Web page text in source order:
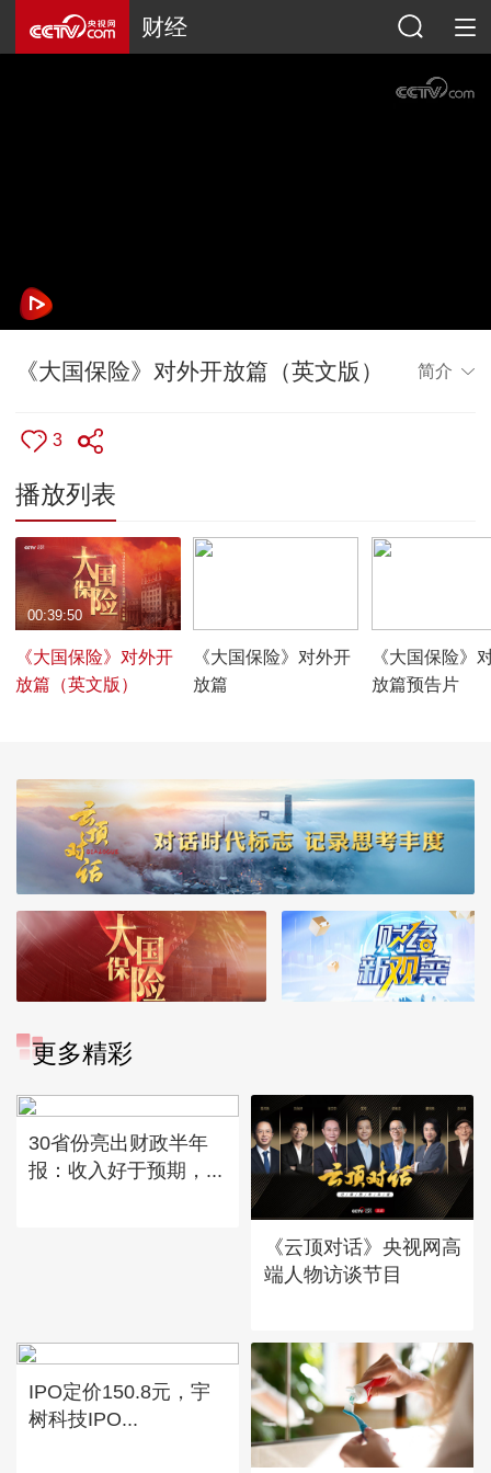
财经
《大国保险》对外开放篇（英文版） 简介
3
播放列表
《大国保险》对外开
放篇（英文版）
00:39:50
《大国保险》对外开
放篇
《大国保险》
放篇预告片
更多精彩
30省份亮出财政半年
报：收入好于预期，...
《云顶对话》央视网高
端人物访谈节目
IPO定价150.8元，宇
树科技IPO...